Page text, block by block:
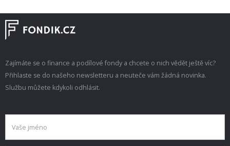
Zajímáte se o finance a podílové fondy a chcete o nich vědět ještě víc?
Přihlaste se do našeho newsletteru a neuteče vám žádná novinka.
Službu můžete kdykoli odhlásit.